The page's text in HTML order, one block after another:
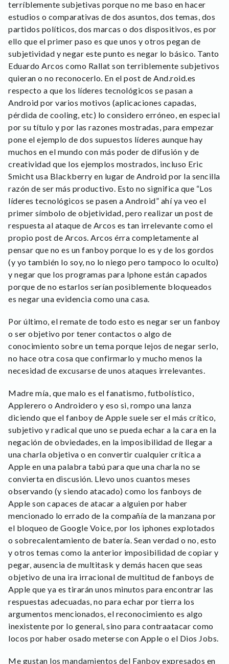
terríblemente subjetivas porque no me baso en hacer
estudios o comparativas de dos asuntos, dos temas, dos
partidos políticos, dos marcas o dos dispositivos, es por
ello que el primer paso es que unos y otros pegan de
subjetividad y negar este punto es negar lo básico. Tanto
Eduardo Arcos como Rallat son terriblemente subjetivos
quieran o no reconocerlo. En el post de And.roid.es
respecto a que los líderes tecnológicos se pasan a
Android por varios motivos (aplicaciones capadas,
pérdida de cooling, etc) lo considero erróneo, en especial
por su título y por las razones mostradas, para empezar
pone el ejemplo de dos supuestos líderes aunque hay
muchos en el mundo con más poder de difusión y de
creatividad que los ejemplos mostrados, incluso Eric
Smicht usa Blackberry en lugar de Android por la sencilla
razón de ser más productivo. Esto no significa que “Los
líderes tecnológicos se pasen a Android” ahí ya veo el
primer símbolo de objetividad, pero realizar un post de
respuesta al ataque de Arcos es tan irrelevante como el
propio post de Arcos. Arcos érra completamente al
pensar que no es un fanboy porque lo es y de los gordos
(y yo también lo soy, no lo niego pero tampoco lo oculto)
y negar que los programas para Iphone están capados
porque de no estarlos serían posiblemente bloqueados
es negar una evidencia como una casa.
Por último, el remate de todo esto es negar ser un fanboy
o ser objetivo por tener contactos o algo de
conocimiento sobre un tema porque lejos de negar serlo,
no hace otra cosa que confirmarlo y mucho menos la
necesidad de excusarse de unos ataques irrelevantes.
Madre mía, que malo es el fanatismo, futbolístico,
Applerero o Androidero y eso si, rompo una lanza
diciendo que el fanboy de Apple suele ser el más crítico,
subjetivo y radical que uno se pueda echar a la cara en la
negación de obviedades, en la imposibilidad de llegar a
una charla objetiva o en convertir cualquier crítica a
Apple en una palabra tabú para que una charla no se
convierta en discusión. Llevo unos cuantos meses
observando (y siendo atacado) como los fanboys de
Apple son capaces de atacar a alguien por haber
mencionado lo errado de la compañía de la manzana por
el bloqueo de Google Voice, por los iphones explotados
o sobrecalentamiento de batería. Sean verdad o no, esto
y otros temas como la anterior imposibilidad de copiar y
pegar, ausencia de multitask y demás hacen que seas
objetivo de una ira irracional de multitud de fanboys de
Apple que ya es tirarán unos minutos para encontrar las
respuestas adecuadas, no para echar por tierra los
argumentos mencionados, el reconocimiento es algo
inexistente por lo general, sino para contraatacar como
locos por haber osado meterse con Apple o el Dios Jobs.
Me gustan los mandamientos del Fanboy expresados en